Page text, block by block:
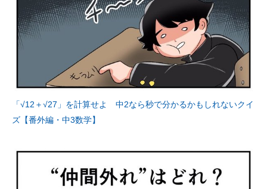
「√12＋√27」を計算せよ 中2なら秒で分かるかもしれないクイ
ズ【番外編・中3数学】